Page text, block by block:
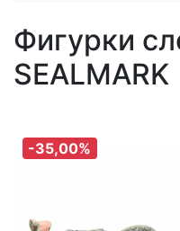
Фигурки
SEALMARK
-35,00%